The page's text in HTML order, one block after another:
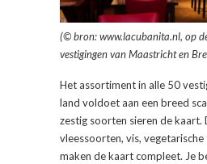
(© bron: www.lacubanita.nl, op
vestigingen van Maastricht en
Het assortiment in alle 50
land voldoet aan een breed
zestig soorten sieren de kaart.
vleessoorten, vis,
maken de kaart compleet. Je